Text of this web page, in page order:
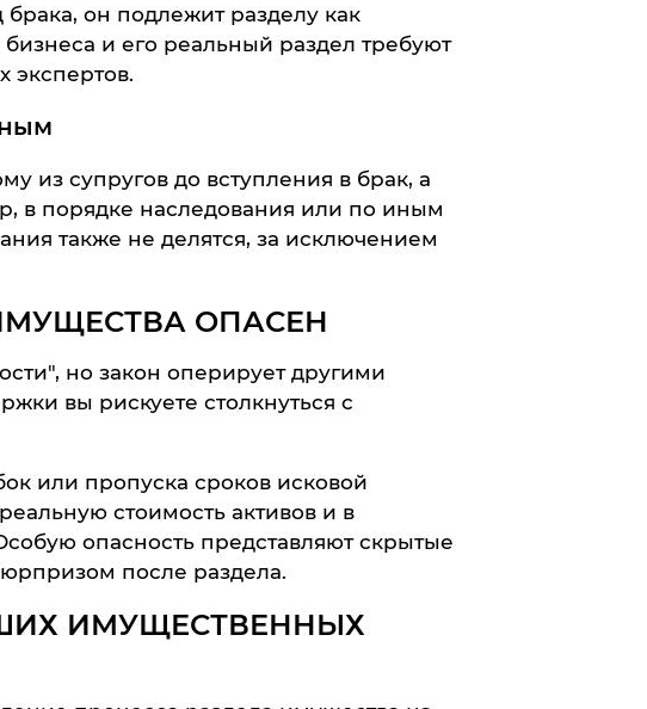
он подлежит разделу как
и его реальный раздел требуют
экспертов.
из супругов до вступления в брак, а
в порядке наследования или по иным
также не делятся, за исключением
ОПАСЕН
но закон оперирует другими
вы рискуете столкнуться с
или пропуска сроков исковой
стоимость активов и в
опасность представляют скрытые
после раздела.
ИМУЩЕСТВЕННЫХ